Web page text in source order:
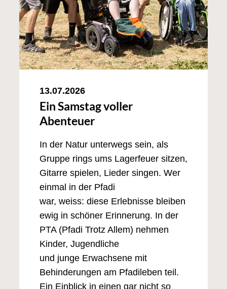
13.07.2026
Ein Samstag voller
Abenteuer
In der Natur unterwegs sein, als
Gruppe rings ums Lagerfeuer sitzen,
Gitarre spielen, Lieder singen. Wer
einmal in der Pfadi
war, weiss: diese Erlebnisse bleiben
ewig in schöner Erinnerung. In der
PTA (Pfadi Trotz Allem) nehmen
Kinder, Jugendliche
und junge Erwachsene mit
Behinderungen am Pfadileben teil.
Ein Einblick in einen gar nicht so